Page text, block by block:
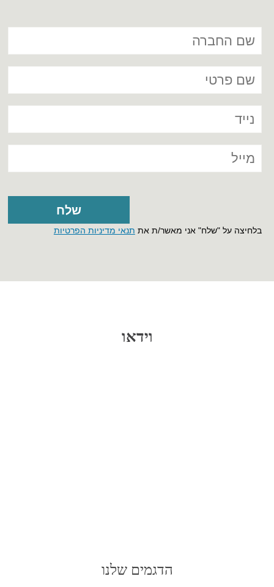
בלחיצה על "שלח" אני מאשר/ת את תנאי מדיניות הפרטיות
וידאו
הדגמים שלנו